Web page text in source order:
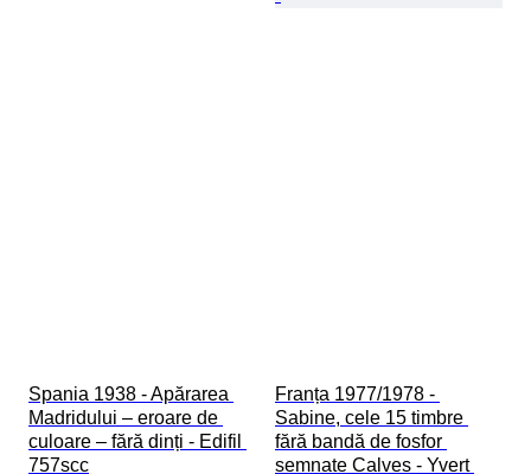
Spania 1938 - Apărarea
Madridului – eroare de
culoare – fără dinți - Edifil
757scc
Franța 1977/1978 -
Sabine, cele 15 timbre
fără bandă de fosfor
semnate Calves - Yvert